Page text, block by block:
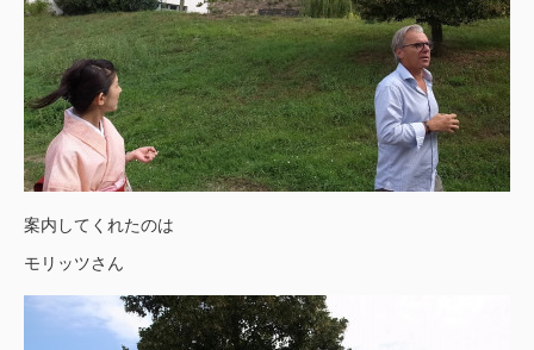
案内してくれたのは
モリッツさん